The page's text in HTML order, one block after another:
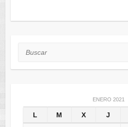
Buscar
ENERO 2021
L M X J